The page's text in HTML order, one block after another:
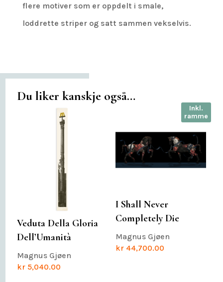
flere motiver som er oppdelt i smale,
loddrette striper og satt sammen vekselvis.
Du liker kanskje også…
Veduta Della Gloria
Dell’Umanità
Magnus Gjøen
kr5,040.00
Inkl.
ramme
I Shall Never
Completely Die
Magnus Gjøen
kr44,700.00